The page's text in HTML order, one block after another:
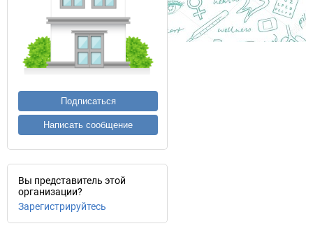
Подписаться
Написать сообщение
Вы представитель этой
организации?
Зарегистрируйтесь